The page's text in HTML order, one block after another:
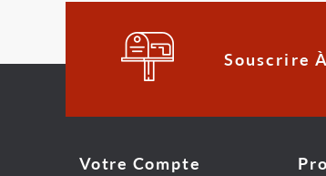
Souscrire
Votre Compte